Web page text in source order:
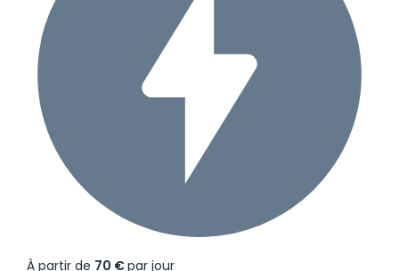
À partir de 70 €par jour